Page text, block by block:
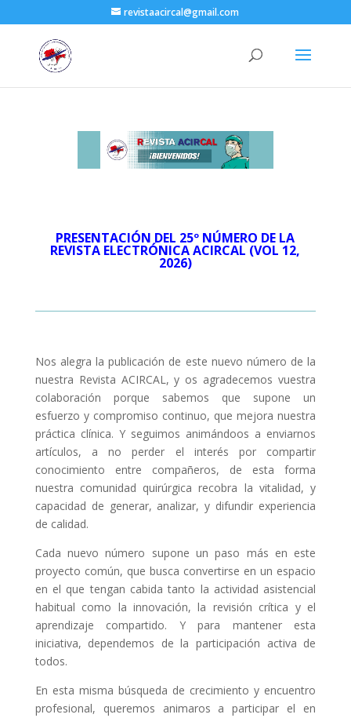
revistaacircal@gmail.com
PRESENTACIÓN DEL 25º NÚMERO DE LA
REVISTA ELECTRÓNICA ACIRCAL (VOL 12,
2026)
Nos alegra la publicación de este nuevo número de la
nuestra Revista ACIRCAL, y os agradecemos vuestra
colaboración porque sabemos que supone un
esfuerzo y compromiso continuo, que mejora nuestra
práctica clínica. Y seguimos animándoos a enviarnos
artículos, a no perder el interés por compartir
conocimiento entre compañeros, de esta forma
nuestra comunidad quirúrgica recobra la vitalidad, y
capacidad de generar, analizar, y difundir experiencia
de calidad.
Cada nuevo número supone un paso más en este
proyecto común, que busca convertirse en un espacio
en el que tengan cabida tanto la actividad asistencial
habitual como la innovación, la revisión crítica y el
aprendizaje compartido. Y para mantener esta
iniciativa, dependemos de la participación activa de
todos.
En esta misma búsqueda de crecimiento y encuentro
profesional, queremos animaros a participar el en